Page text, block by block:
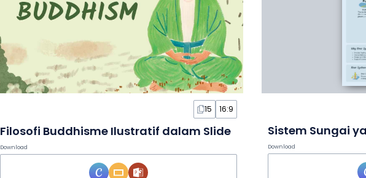
15 16:9
Filosofi Buddhisme Ilustratif dalam Slide
Download Download